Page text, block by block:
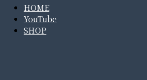
HOME
YouTube
SHOP